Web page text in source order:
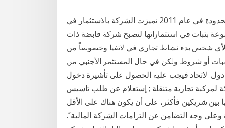
تأسست الشركة باعتبارها شركة قابضة ذات مسؤولية محدودة في عام 2011 تميزت الشركة بالاستثمار في
بثبات في استثماراتها لتصبح شركة قابضة ذات
لأي شخص بدء نشاط تجاري في لاتفيا وخصوصاً من
أو شروط ولكن في حال المستثمر الأجنبي من
الاتحاد فيجب عليه الحصول على تأشيرة دخول
لمركبة تجارية متنقلة ; إستعلام عن طلب تاسيس
بين شريكين فأكثر، على أن يكون هناك على الأقل
وجه التضامن عن التزامات الشركة المالية”.